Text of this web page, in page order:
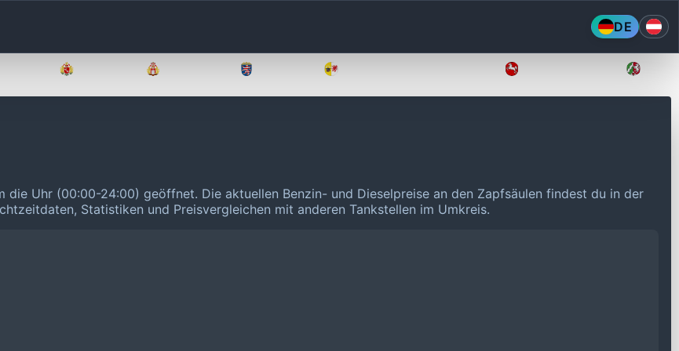
DE
die Uhr (00:00-24:00) geöffnet. Die aktuellen Benzin- und Dieselpreise an den Zapfsäulen findest du in der
Statistiken und Preisvergleichen mit anderen Tankstellen im Umkreis.